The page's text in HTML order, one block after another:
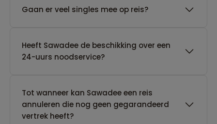
Gaan er veel singles mee op reis?
Heeft Sawadee de beschikking over een
24-uurs noodservice?
Tot wanneer kan Sawadee een reis
annuleren die nog geen gegarandeerd
vertrek heeft?